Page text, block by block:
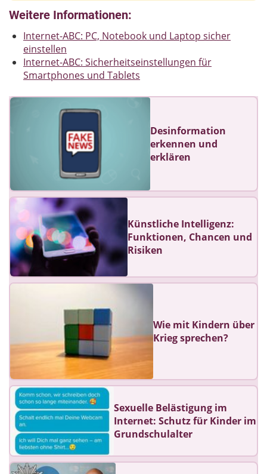
Weitere Informationen:
Internet-ABC: PC, Notebook und Laptop sicher
einstellen
Internet-ABC: Sicherheitseinstellungen für
Smartphones und Tablets
Desinformation
erkennen und
erklären
Künstliche Intelligenz:
Funktionen, Chancen und
Risiken
Wie mit Kindern über
Krieg sprechen?
Sexuelle Belästigung im
Internet: Schutz für Kinder im
Grundschulalter